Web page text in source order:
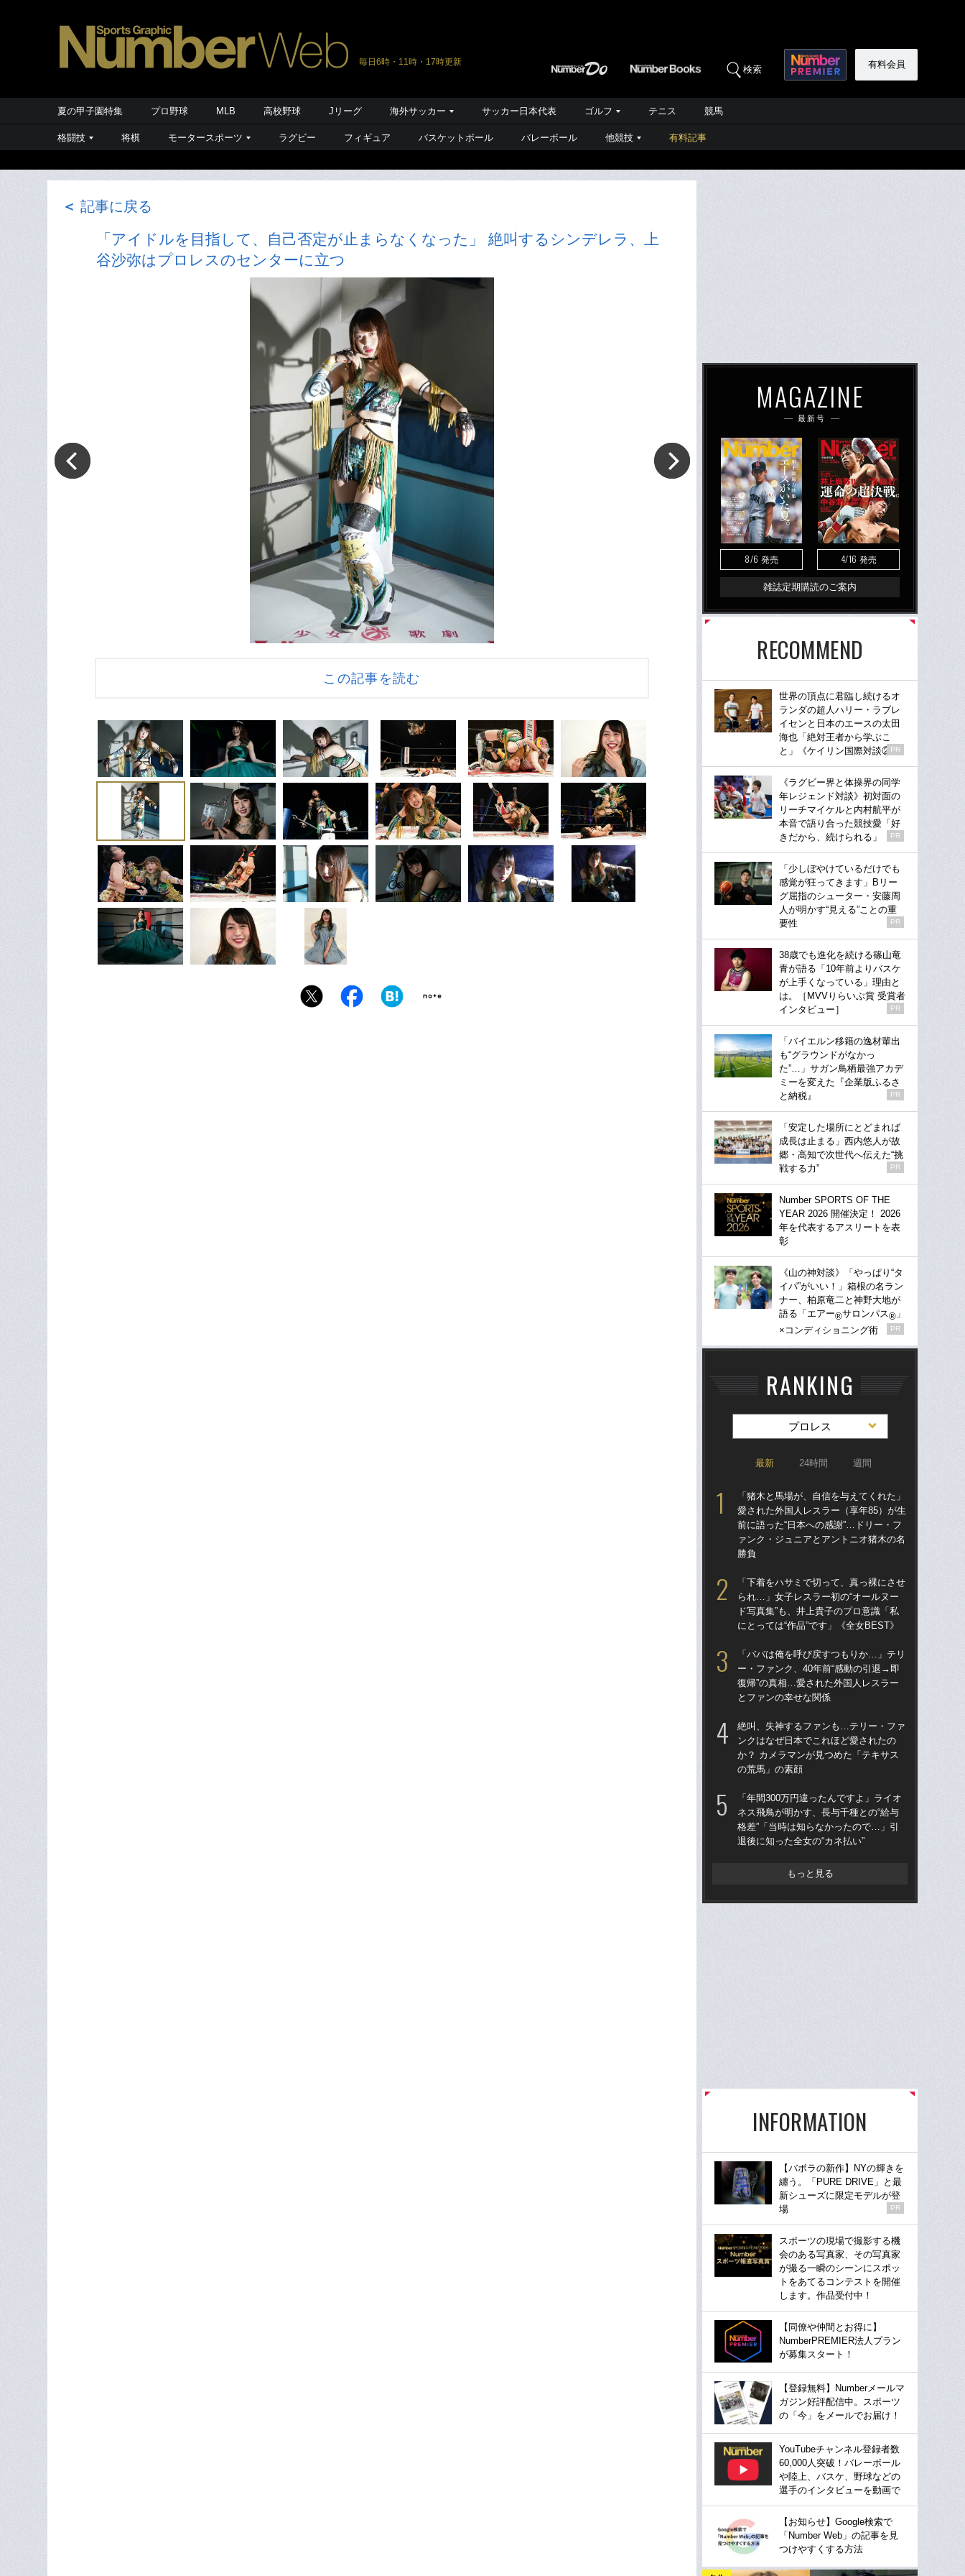
毎日6時・11時・17時更新
検索 有料会員
夏の甲子園特集 プロ野球 MLB 高校野球 Jリーグ 海外サッカー サッカー日本代表 ゴルフ テニス 競馬
格闘技 将棋 モータースポーツ ラグビー フィギュア バスケットボール バレーボール 他競技 有料記事
＜ 記事に戻る
「アイドルを目指して、自己否定が止まらなくなった」 絶叫するシンデレラ、上
谷沙弥はプロレスのセンターに立つ
この記事を読む
MAGAZINE
最新号
8/6 発売 4/16 発売
雑誌定期購読のご案内
RECOMMEND
世界の頂点に君臨し続けるオ
ランダの超人ハリー・ラブレ
イセンと日本のエースの太田
海也「絶対王者から学ぶこ
と」《ケイリン国際対談②》
PR
《ラグビー界と体操界の同学
年レジェンド対談》初対面の
リーチマイケルと内村航平が
本音で語り合った競技愛「好
きだから、続けられる」
PR
「少しぼやけているだけでも
感覚が狂ってきます」Bリー
グ屈指のシューター・安藤周
人が明かす“見える”ことの重
要性
PR
38歳でも進化を続ける篠山竜
青が語る「10年前よりバスケ
が上手くなっている」理由と
は。［MVVりらいぶ賞 受賞者
インタビュー］
PR
「バイエルン移籍の逸材輩出
も“グラウンドがなかっ
た”…」サガン鳥栖最強アカデ
ミーを変えた『企業版ふるさ
と納税』
PR
「安定した場所にとどまれば
成長は止まる」西内悠人が故
郷・高知で次世代へ伝えた“挑
戦する力”
PR
Number SPORTS OF THE
YEAR 2026 開催決定！ 2026
年を代表するアスリートを表
彰
《山の神対談》「やっぱり“タ
イパ”がいい！」箱根の名ラン
ナー、柏原竜二と神野大地が
語る「エアー®サロンパス® 」
×コンディショニング術
PR
RANKING
プロレス
最新 24時間 週間
「猪木と馬場が、自信を与えてくれた」
愛された外国人レスラー（享年85）が生
前に語った“日本への感謝”…ドリー・フ
ァンク・ジュニアとアントニオ猪木の名
勝負
「下着をハサミで切って、真っ裸にさせ
られ…」女子レスラー初の“オールヌー
ド写真集”も、井上貴子のプロ意識「私
にとっては“作品”です」《全女BEST》
「ババは俺を呼び戻すつもりか…」テリ
ー・ファンク、40年前“感動の引退→即
復帰”の真相…愛された外国人レスラー
とファンの幸せな関係
絶叫、失神するファンも…テリー・ファ
ンクはなぜ日本でこれほど愛されたの
か？ カメラマンが見つめた「テキサス
の荒馬」の素顔
「年間300万円違ったんですよ」ライオ
ネス飛鳥が明かす、長与千種との“給与
格差”「当時は知らなかったので…」引
退後に知った全女の“カネ払い”
もっと見る
INFORMATION
【バボラの新作】NYの輝きを
纏う。「PURE DRIVE」と最
新シューズに限定モデルが登
場
PR
スポーツの現場で撮影する機
会のある写真家、その写真家
が撮る一瞬のシーンにスポッ
トをあてるコンテストを開催
します。作品受付中！
【同僚や仲間とお得に】
NumberPREMIER法人プラン
が募集スタート！
【登録無料】Numberメールマ
ガジン好評配信中。スポーツ
の「今」をメールでお届け！
YouTubeチャンネル登録者数
60,000人突破！バレーボール
や陸上、バスケ、野球などの
選手のインタビューを動画で
【お知らせ】Google検索で
「Number Web」の記事を見
つけやすくする方法